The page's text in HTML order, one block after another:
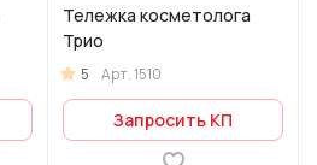
Тележка косметолога
Трио
5 Арт.1510
Запросить КП